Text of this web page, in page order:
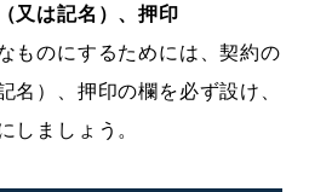
又は記名）、押印
ものにするためには、契約の
名）、押印の欄を必ず設け、
しましょう。